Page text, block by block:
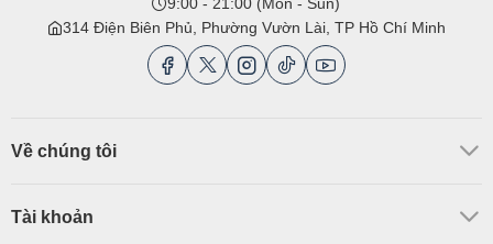
314 Điện Biên Phủ, Phường Vườn Lài, TP Hồ Chí Minh
Về chúng tôi
Tài khoản